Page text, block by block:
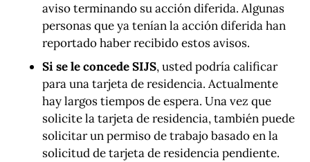
aviso terminando su acción diferida. Algunas
personas que ya tenían la acción diferida han
reportado haber recibido estos avisos.
Si se le concede SIJS, usted podría calificar
para una tarjeta de residencia. Actualmente
hay largos tiempos de espera. Una vez que
solicite la tarjeta de residencia, también puede
solicitar un permiso de trabajo basado en la
solicitud de tarjeta de residencia pendiente.